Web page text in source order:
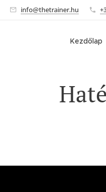
info@thetrainer.hu
Kezdőlap